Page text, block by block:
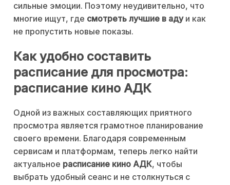
сильные эмоции. Поэтому неудивительно, что
многие ищут, где смотреть лучшие в адуи как
не пропустить новые показы.
Как удобно составить
расписание для просмотра:
расписание кино АДК
Одной из важных составляющих приятного
просмотра является грамотное планирование
своего времени. Благодаря современным
сервисам и платформам, теперь легко найти
актуальное расписание кино АДК, чтобы
выбрать удобный сеанс и не столкнуться с